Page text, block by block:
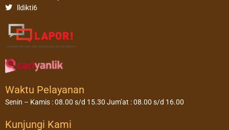
lldikti6
Waktu Pelayanan
Senin – Kamis : 08.00 s/d 15.30 Jum’at : 08.00 s/d 16.00
Kunjungi Kami